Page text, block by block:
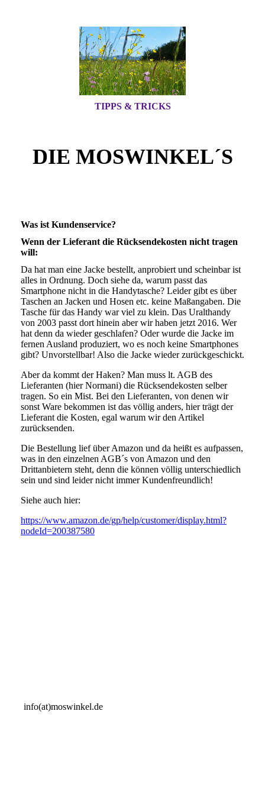
TIPPS & TRICKS
DIE MOSWINKEL´S
Was ist Kundenservice?
Wenn der Lieferant die Rücksendekosten nicht tragen
will:
Da hat man eine Jacke bestellt, anprobiert und scheinbar ist
alles in Ordnung. Doch siehe da, warum passt das
Smartphone nicht in die Handytasche? Leider gibt es über
Taschen an Jacken und Hosen etc. keine Maßangaben. Die
Tasche für das Handy war viel zu klein. Das Uralthandy
von 2003 passt dort hinein aber wir haben jetzt 2016. Wer
hat denn da wieder geschlafen? Oder wurde die Jacke im
fernen Ausland produziert, wo es noch keine Smartphones
gibt? Unvorstellbar! Also die Jacke wieder zurückgeschickt.
Aber da kommt der Haken? Man muss lt. AGB des
Lieferanten (hier Normani) die Rücksendekosten selber
tragen. So ein Mist. Bei den Lieferanten, von denen wir
sonst Ware bekommen ist das völlig anders, hier trägt der
Lieferant die Kosten, egal warum wir den Artikel
zurücksenden.
Die Bestellung lief über Amazon und da heißt es aufpassen,
was in den einzelnen AGB´s von Amazon und den
Drittanbietern steht, denn die können völlig unterschiedlich
sein und sind leider nicht immer Kundenfreundlich!
Siehe auch hier:
https://www.amazon.de/gp/help/customer/display.html?
nodeId=200387580
info(at)moswinkel.de